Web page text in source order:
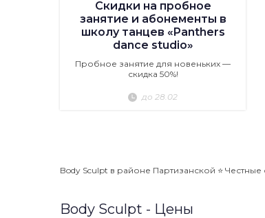
Скидки на пробное
занятие и абонементы в
школу танцев «Panthers
dance studio»
Пробное занятие для новеньких —
скидка 50%!
до 28.02
Body Sculpt в районе Партизанской ⭐️
Body Sculpt - Цены